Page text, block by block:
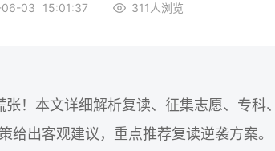
03 15:01:37 311 人浏览
张！本文详细解析复读、征集志愿、专科
给出客观建议，重点推荐复读逆袭方案。